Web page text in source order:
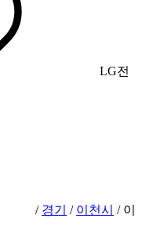
LG전
/ 경기 / 이천시 / 이